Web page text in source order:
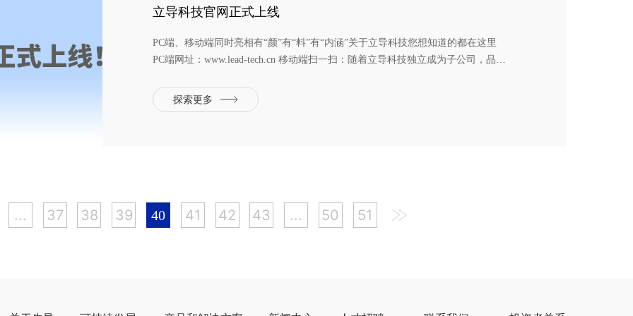
立导科技官网正式上线
PC端、移动端同时亮相有“颜”有“料”有“内涵”关于立导科技您想知道的都在这里
PC端网址：www.lead-tech.cn 移动端扫一扫：随着立导科技独立成为子公司，品
在扩张。立导科技官网经过周密筹备与精心打磨，现已正式上线。既让观者对品
牌形象和核心业务建...
探索更多
... 37 38 39 40 41 42 43 ... 50 51